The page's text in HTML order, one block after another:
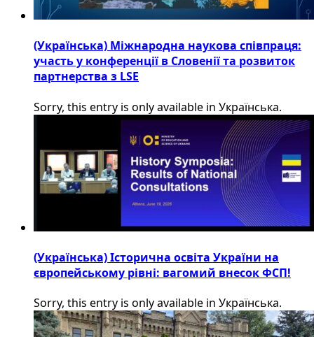
(Українська) Міжнародна наукова співпраця:
участь у конференції в Словенії та розвиток
партнерства з LSE
Sorry, this entry is only available in Українська.
(Українська) Історична освіта України на
європейському рівні: вагомий внесок ФСП!
Sorry, this entry is only available in Українська.